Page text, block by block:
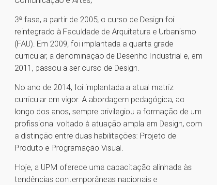
3ª fase, a partir de 2005, o curso de Design foi
reintegrado à Faculdade de Arquitetura e Urbanismo
(FAU). Em 2009, foi implantada a quarta grade
curricular, a denominação de Desenho Industrial e, em
2011, passou a ser curso de Design.
No ano de 2014, foi implantada a atual matriz
curricular em vigor. A abordagem pedagógica, ao
longo dos anos, sempre privilegiou a formação de um
profissional voltado à atuação ampla em Design, com
a distinção entre duas habilitações: Projeto de
Produto e Programação Visual.
Hoje, a UPM oferece uma capacitação alinhada às
tendências contemporâneas nacionais e